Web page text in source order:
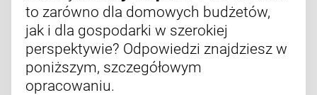
to zarówno dla domowych budżetów,
jak i dla gospodarki w szerokiej
perspektywie? Odpowiedzi znajdziesz w
poniższym, szczegółowym
opracowaniu.